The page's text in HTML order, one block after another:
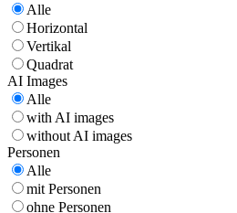
Alle
Horizontal
Vertikal
Quadrat
AI Images
Alle
with AI images
without AI images
Personen
Alle
mit Personen
ohne Personen